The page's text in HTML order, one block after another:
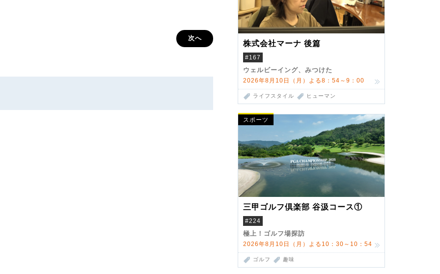
株式会社マーナ 後篇
#167
ウェルビーイング、みつけた
2026年8月10日（月）よる8：54～9：00
ライフスタイル ヒューマン
スポーツ
三甲ゴルフ倶楽部 谷汲コース①
#224
極上！ゴルフ場探訪
2026年8月10日（月）よる10：30～10：54
ゴルフ 趣味
次へ